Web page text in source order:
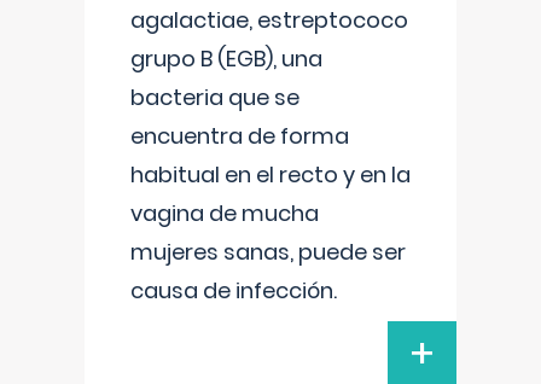
agalactiae, estreptococo
grupo B (EGB), una
bacteria que se
encuentra de forma
habitual en el recto y en la
vagina de mucha
mujeres sanas, puede ser
causa de infección.
+